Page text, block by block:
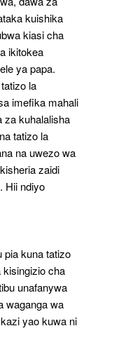
kuishika
kiasi cha
ikitokea
ya papa.
la
imefika mahali
za kuhalalisha
tatizo la
na uwezo wa
zaidi
Hii ndiyo
pia kuna tatizo
kisingizio cha
unafanywa
waganga wa
yao kuwa ni